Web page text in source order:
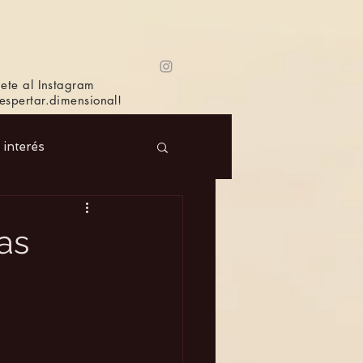
al Instagram
interés
Música